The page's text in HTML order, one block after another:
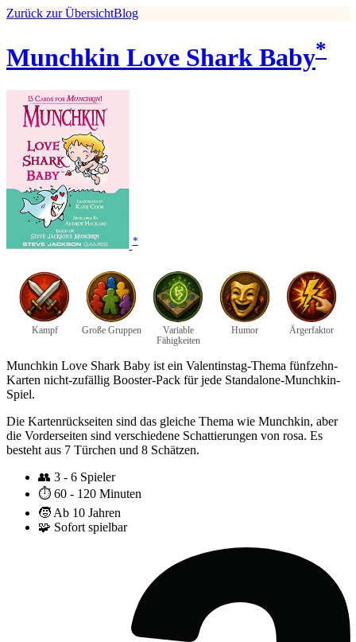
Zurück zur ÜbersichtBlog
Munchkin Love Shark Baby*
*
Kampf Große Gruppen
Variable
Fähigkeiten
Humor Ärgerfaktor
Munchkin Love Shark Baby ist ein Valentinstag-Thema fünfzehn-
Karten nicht-zufällig Booster-Pack für jede Standalone-Munchkin-
Spiel.
Die Kartenrückseiten sind das gleiche Thema wie Munchkin, aber
die Vorderseiten sind verschiedene Schattierungen von rosa. Es
besteht aus 7 Türchen und 8 Schätzen.
👥 3 - 6 Spieler
⏱️ 60 - 120 Minuten
🧒 Ab 10 Jahren
🧩 Sofort spielbar